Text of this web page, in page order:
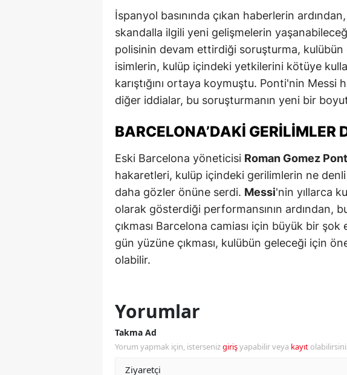
Konya
Kütahya
Malatya
Muğla
Muş
Nevşehir
Niğde
İspanyol basınında çıkan haberlerin ardından,
skandalla ilgili yeni gelişmelerin
polisinin devam ettirdiği soruşturma, kulübün
isimlerin, kulüp içindeki yetkilerini kötüye
karıştığını ortaya koymuştu. Ponti'nin Messi
diğer iddialar, bu soruşturmanın yeni bir
BARCELONA’DAKI GERILIMLER
Eski Barcelona yöneticisi Roman Gomez
hakaretleri, kulüp içindeki gerilimlerin ne
daha gözler önüne serdi. Messi'nin yıllarca
olarak gösterdiği performansının ardından,
çıkması Barcelona camiası için büyük bir
gün yüzüne çıkması, kulübün geleceği için
olabilir.
Yorumlar
Takma Ad
Yorum yapmak için, istersenizgirişyapabilir veya kayıt